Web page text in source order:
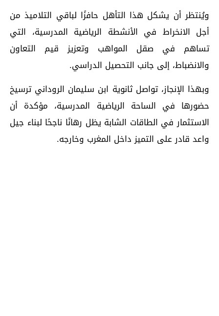
ويُنتظر أن يشكل هذا التأهل حافزًا لباقي التلاميذ من
أجل الانخراط في الأنشطة الرياضية المدرسية، التي
تساهم في صقل المواهب وتعزيز قيم التعاون
والانضباط، إلى جانب التحصيل الدراسي.
وبهذا الإنجاز، تواصل ثانوية ابن سليمان الروداني ترسيخ
حضورها في الساحة الرياضية المدرسية، مؤكدة أن
الاستثمار في الطاقات الشابة يظل رهانًا ناجحًا لبناء جيل
واعد قادر على التميز داخل المغرب وخارجه.